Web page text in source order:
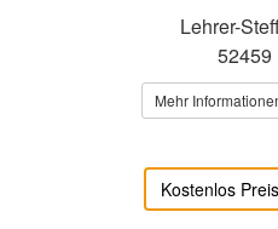
Lehrer-
52459
Mehr
Kostenlos